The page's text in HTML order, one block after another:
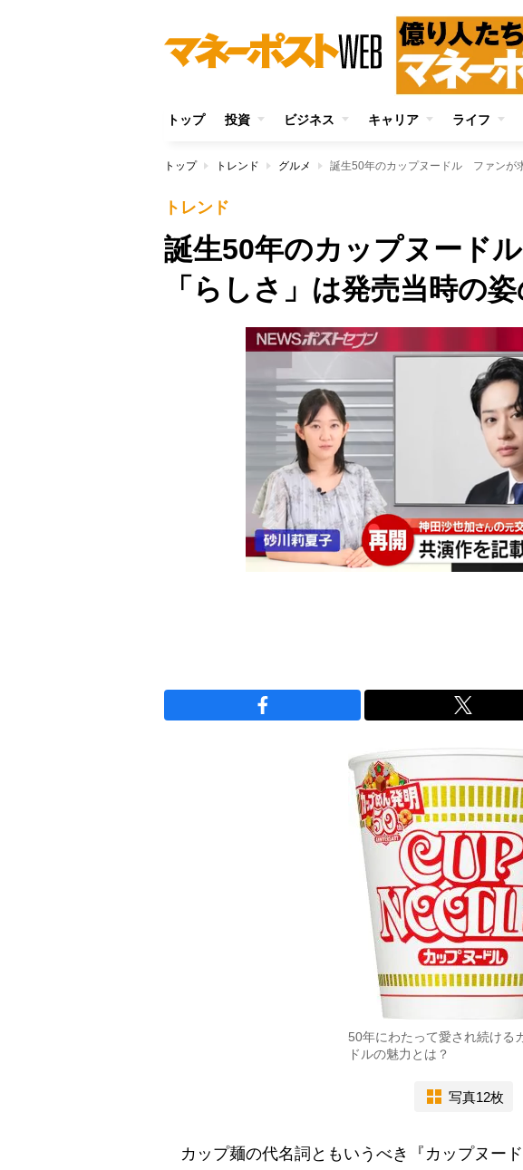
トップ 投資 ビジネス キャリア ライフ
トップ トレンド グルメ 誕生50年のカップヌードル ファンが
トレンド
誕生50年のカップヌード
「らしさ」は発売当時の
50年にわたって愛され続ける
ドルの魅力とは？
写真12枚
カップ麺の代名詞ともいうべき『カップヌー